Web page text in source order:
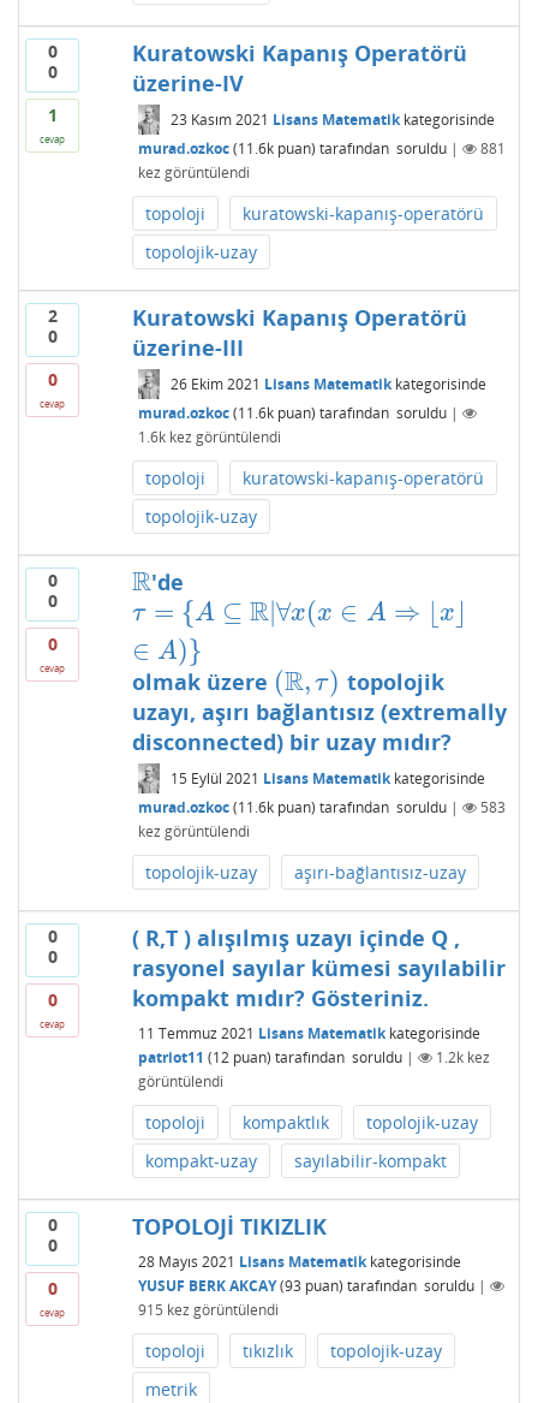
0
0
1
cevap
Kuratowski Kapanış Operatörü
üzerine-IV
23 Kasım 2021 Lisans Matematikkategorisinde
murad.ozkoc (11.6kpuan) tarafından soruldu |
881
kez görüntülendi
topoloji
kuratowski-kapanış-operatörü
topolojik-uzay
2
0
0
cevap
Kuratowski Kapanış Operatörü
üzerine-III
26 Ekim 2021 Lisans Matematikkategorisinde
murad.ozkoc (11.6kpuan) tarafından soruldu |
1.6kkez görüntülendi
topoloji
kuratowski-kapanış-operatörü
topolojik-uzay
0
0
0
cevap
R
R 'de
τ = {A ⊆ R|∀x(x ∈ A ⇒ ⌊ x ⌋
∈ A)}
τ= {A ⊆R| ∀x (x∈A⇒⌊x⌋ ∈ A)}
olmak üzere (R, τ)
(R,τ)
topolojik
uzayı, aşırı bağlantısız (extremally
disconnected) bir uzay mıdır?
15 Eylül 2021 Lisans Matematikkategorisinde
murad.ozkoc (11.6kpuan) tarafından soruldu |
583
kez görüntülendi
topolojik-uzay aşırı-bağlantısız-uzay
0
0
0
cevap
( R,T ) alışılmış uzayı içinde Q ,
rasyonel sayılar kümesi sayılabilir
kompakt mıdır? Gösteriniz.
11 Temmuz 2021 Lisans Matematikkategorisinde
patriot11 (12puan) tarafından soruldu | 1.2kkez
görüntülendi
topoloji kompaktlık
topolojik-uzay
kompakt-uzay
sayılabilir-kompakt
0
0
0
cevap
TOPOLOJİ TIKIZLIK
28 Mayıs 2021 Lisans Matematikkategorisinde
YUSUF BERK AKCAY (93 puan) tarafından soruldu |
915 kez görüntülendi
topoloji tıkızlık
topolojik-uzay
metrik